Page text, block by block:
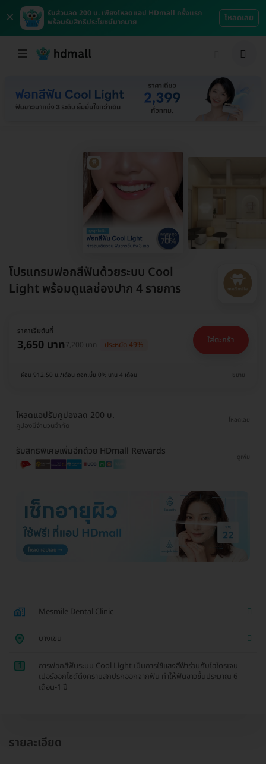
×
รับส่วนลด 200 บ. เพียงโหลดแอป HDmall ครั้งแรก
พร้อมรับสิทธิประโยชน์มากมาย
โหลดเลย
โปรแกรมฟอกสีฟันด้วยระบบ Cool
Light พร้อมดูแลช่องปาก 4 รายการ
ราคาเริ่มต้นที่
3,650 บาท7,200 บาท ประหยัด 49% ใส่ตะกร้า
ผ่อน 912.50 บ./เดือน ดอกเบี้ย 0% นาน 4 เดือน ขยาย
โหลดแอปรับคูปองลด 200 บ.
คูปองมีจำนวนจำกัด
โหลดเลย
รับสิทธิพิเศษเพิ่มอีกด้วย HDmall Rewards
ดูเพิ่ม
Mesmile Dental Clinic
บางเขน
1
การฟอกสีฟันระบบ Cool Light เป็นการใช้แสงสีฟ้าร่วมกับไฮโดรเจน
เปอร์ออกไซด์ดึงคราบสกปรกออกจากฟัน ทำให้ฟันขาวขึ้นประมาณ 6
เดือน-1 ปี
รายละเอียด